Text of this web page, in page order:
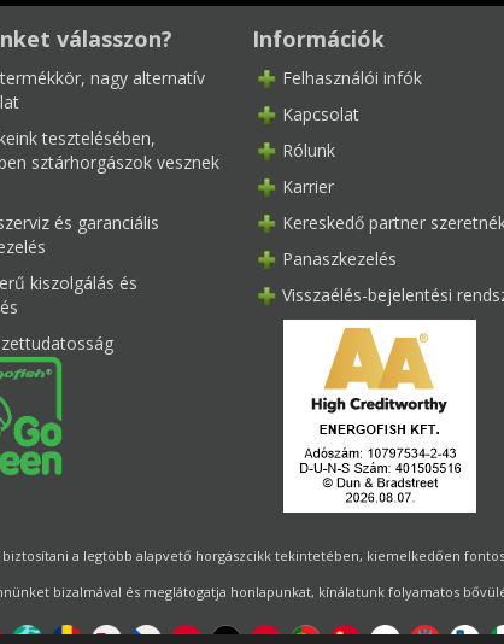
válasszon?
nagy alternatív
tesztelésében,
sztárhorgászok vesznek
és garanciális
kiszolgálás és
Információk
Felhasználói infók
Kapcsolat
Rólunk
Karrier
Kereskedő partner
Panaszkezelés
Visszaélés-bejelentési
a legtöbb alapvető horgászcikk tekintetében, kiemelkedően
bizalmával és meglátogatja honlapunkat, kínálatunk folyamatos